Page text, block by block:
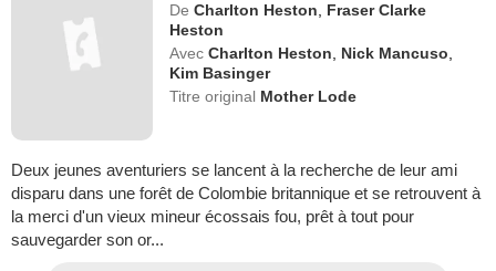
De Charlton Heston
Fraser Clarke
Heston
Avec Charlton Heston Nick Mancuso
Kim Basinger
Titre original Mother Lode
Deux jeunes aventuriers se lancent à la recherche de leur ami
disparu dans une forêt de Colombie britannique et se retrouvent à
la merci d'un vieux mineur écossais fou, prêt à tout pour
sauvegarder son or...